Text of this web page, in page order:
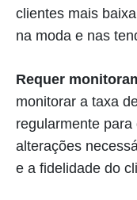
clientes mais
na moda e nas
Requer
monitorar a taxa
regularmente
alterações
e a fidelidade do